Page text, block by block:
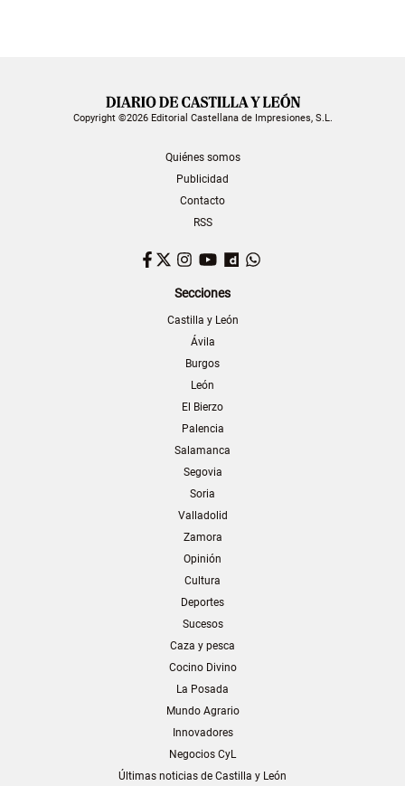
Copyright ©2026 Editorial Castellana de Impresiones, S.L.
Quiénes somos
Publicidad
Contacto
RSS
Facebook
TwitterInstagram
YouTubeDailymotion
Secciones
Castilla y León
Ávila
Burgos
León
El Bierzo
Palencia
Salamanca
Segovia
Soria
Valladolid
Zamora
Opinión
Cultura
Deportes
Sucesos
Caza y pesca
Cocino Divino
La Posada
Mundo Agrario
Innovadores
Negocios CyL
Últimas noticias de Castilla y León